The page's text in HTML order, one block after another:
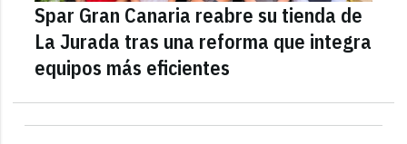
Spar Gran Canaria reabre su tienda de
La Jurada tras una reforma que integra
equipos más eficientes